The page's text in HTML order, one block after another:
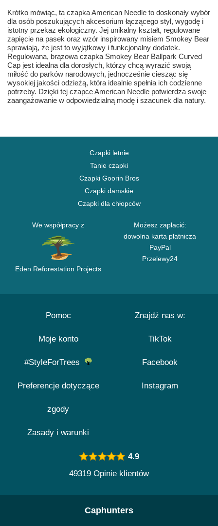
Krótko mówiąc, ta czapka American Needle to doskonały wybór
dla osób poszukujących akcesorium łączącego styl, wygodę i
istotny przekaz ekologiczny. Jej unikalny kształt, regulowane
zapięcie na pasek oraz wzór inspirowany misiem Smokey Bear
sprawiają, że jest to wyjątkowy i funkcjonalny dodatek.
Regulowana, brązowa czapka Smokey Bear Ballpark Curved
Cap jest idealna dla dorosłych, którzy chcą wyrazić swoją
miłość do parków narodowych, jednocześnie ciesząc się
wysokiej jakości odzieżą, która idealnie spełnia ich codzienne
potrzeby. Dzięki tej czapce American Needle potwierdza swoje
zaangażowanie w odpowiedzialną modę i szacunek dla natury.
Czapki letnie
Tanie czapki
Czapki Goorin Bros
Czapki damskie
Czapki dla chłopców
We współpracy z
Eden Reforestation Projects
Możesz zapłacić:
dowolna karta płatnicza
PayPal
Przelewy24
Pomoc
Moje konto
#StyleForTrees
Preferencje dotyczące
zgody
Zasady i warunki
Znajdź nas w:
TikTok
Facebook
Instagram
4.9
49319 Opinie klientów
Caphunters